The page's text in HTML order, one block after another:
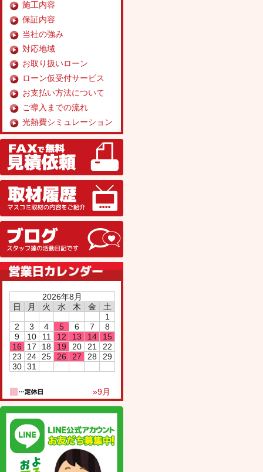
施工内容
保証内容
当社の強み
対応地域
お取り扱いローン
ローン仮受付サービス
お支払い方法について
ご導入までの流れ
光熱費シミュレーション
2026年8月
日
月 火 水 木 金
土
1
2
3 4 5 6 7
8
9
10 11 12 13 14
15
16
17 18 19 20 21
22
23
24 25 26 27 28
29
30 31
»9月